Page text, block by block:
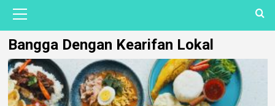
Bangga Dengan Kearifan Lokal